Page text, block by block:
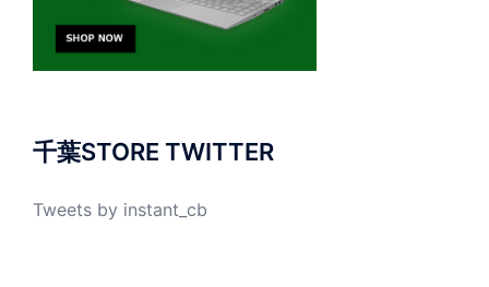
千葉STORE TWITTER
Tweets by instant_cb